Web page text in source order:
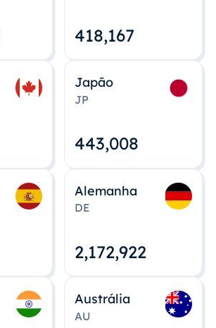
418,167
Japão
JP
443,008
Alemanha
DE
2,172,922
Austrália
AU